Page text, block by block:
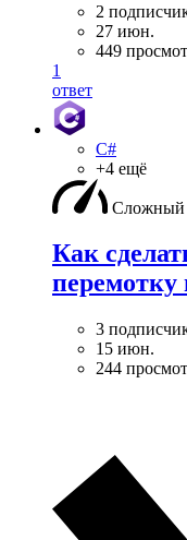
2
27 июн.
449
1
ответ
C#
+4 ещё
Сложный
Как
перемотку
3
15 июн.
244